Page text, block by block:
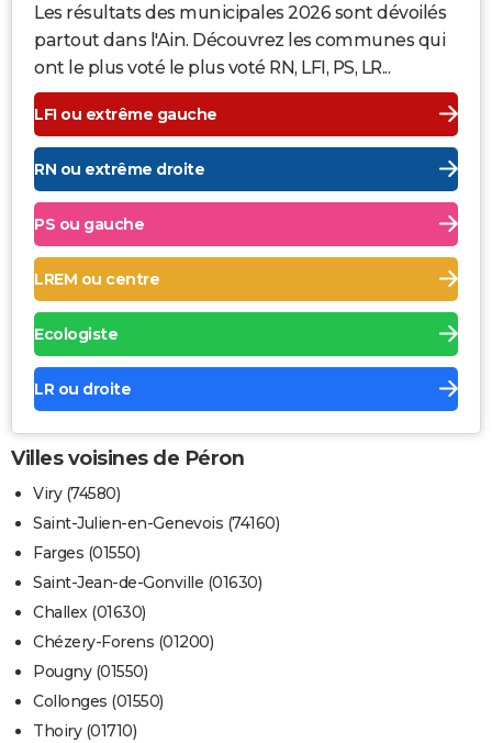
Les résultats des municipales 2026 sont dévoilés
partout dans l'Ain. Découvrez les communes qui
ont le plus voté le plus voté RN, LFI, PS, LR...
LFI ou extrême gauche
RN ou extrême droite
PS ou gauche
LREM ou centre
Ecologiste
LR ou droite
Villes voisines de Péron
Viry (74580)
Saint-Julien-en-Genevois (74160)
Farges (01550)
Saint-Jean-de-Gonville (01630)
Challex (01630)
Chézery-Forens (01200)
Pougny (01550)
Collonges (01550)
Thoiry (01710)